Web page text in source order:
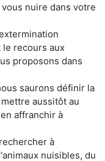
nuire dans votre
recours aux
proposons dans
saurons définir la
aussitôt au
affranchir à
à
nuisibles, du